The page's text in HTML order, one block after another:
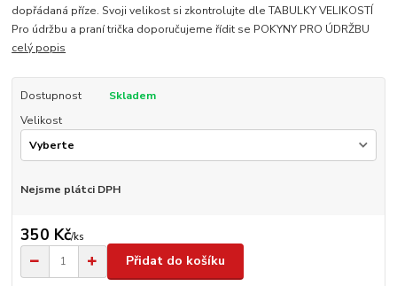
dopřádaná příze. Svoji velikost si zkontrolujte dle TABULKY VELIKOSTÍ
Pro údržbu a praní trička doporučujeme řídit se POKYNY PRO ÚDRŽBU
celý popis
Dostupnost
Skladem
Velikost
Nejsme plátci DPH
350 Kč/ks
Přidat do košíku